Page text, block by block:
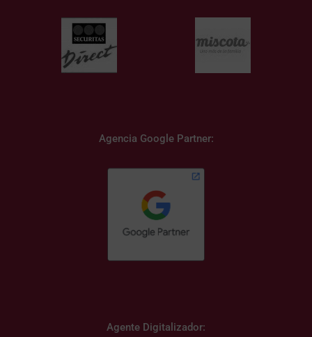
Agencia Google Partner:
Agente Digitalizador: